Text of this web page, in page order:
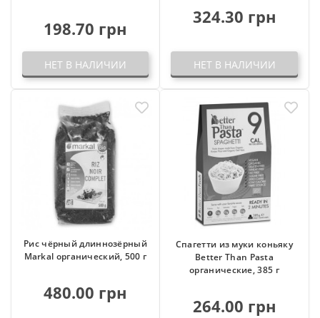
198.70 грн
НЕТ В НАЛИЧИИ
324.30 грн
НЕТ В НАЛИЧИИ
Рис чёрный длиннозёрный
Markal органический, 500 г
480.00 грн
Спагетти из муки коньяку
Better Than Pasta
органические, 385 г
264.00 грн